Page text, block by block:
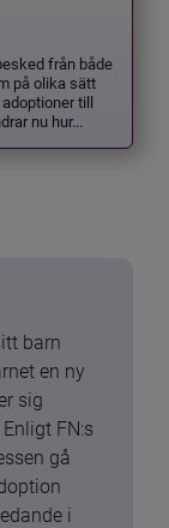
från både
på olika sätt
till
nu hur...
barn
en ny
sig
FN:s
gå
i